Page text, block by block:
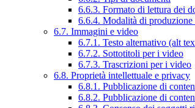
6.6.3. Formato di lettura dei
6.6.4. Modalità di produzione
6.7. Immagini e video
6.7.1. Testo alternativo (alt
6.7.2. Sottotitoli per i video
6.7.3. Trascrizioni per i video
6.8. Proprietà intellettuale e privacy
6.8.1. Pubblicazione di
6.8.2. Pubblicazione di